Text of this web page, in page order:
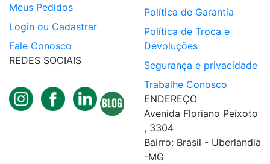
Meus Pedidos
Login ou Cadastrar
Fale Conosco
REDES SOCIAIS
Política de Garantia
Política de Troca e
Devoluções
Segurança e privacidade
Trabalhe Conosco
ENDEREÇO
Avenida Floriano Peixoto
, 3304
Bairro: Brasil - Uberlandia
-MG